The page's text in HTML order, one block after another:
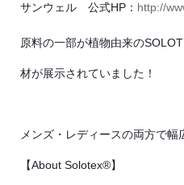
サンウェル 公式HP： http://
原料の一部が植物由来の
材が展示されていました！
メンズ・レディースの両方で
【About Solotex®】